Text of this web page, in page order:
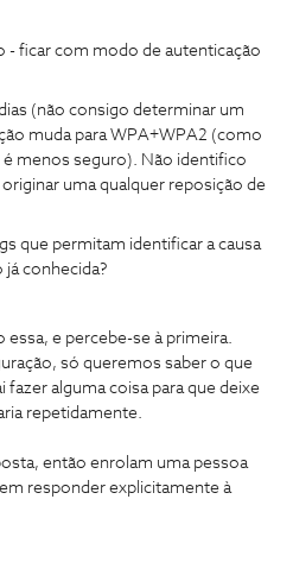
- ficar com modo de autenticação
(não consigo determinar um
muda para WPA+WPA2 (como
menos seguro). Não identifico
uma qualquer reposição de
que permitam identificar a causa
já conhecida?
e percebe-se à primeira.
só queremos saber o que
alguma coisa para que deixe
repetidamente.
então enrolam uma pessoa
responder explicitamente à